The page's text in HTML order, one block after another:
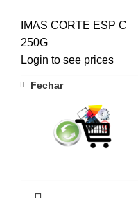
IMAS CORTE ESP C
250G
Login to see prices
Fechar